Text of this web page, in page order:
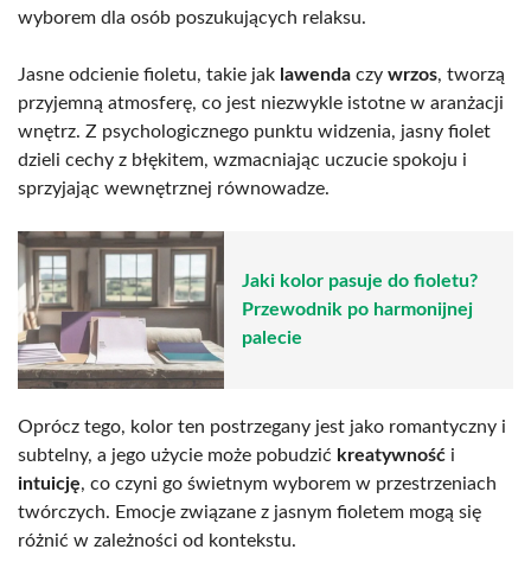
wyborem dla osób poszukujących relaksu.
Jasne odcienie fioletu, takie jak lawenda czy wrzos, tworzą
przyjemną atmosferę, co jest niezwykle istotne w aranżacji
wnętrz. Z psychologicznego punktu widzenia, jasny fiolet
dzieli cechy z błękitem, wzmacniając uczucie spokoju i
sprzyjając wewnętrznej równowadze.
Jaki kolor pasuje do fioletu?
Przewodnik po harmonijnej
palecie
Oprócz tego, kolor ten postrzegany jest jako romantyczny i
subtelny, a jego użycie może pobudzić kreatywność i
intuicję, co czyni go świetnym wyborem w przestrzeniach
twórczych. Emocje związane z jasnym fioletem mogą się
różnić w zależności od kontekstu.